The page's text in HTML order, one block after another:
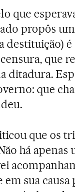
que
propôs
destituição)
que
ditadura.
que
que os
há
em sua